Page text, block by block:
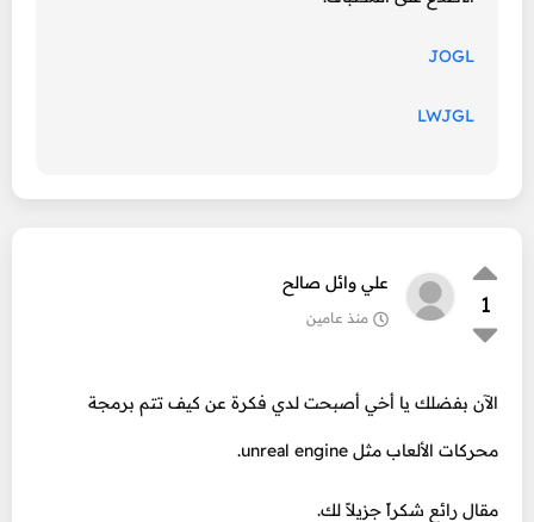
JOGL
LWJGL
1
علي وائل صالح
منذ عامين
الآن بفضلك يا أخي أصبحت لدي فكرة عن كيف تتم برمجة
محركات الألعاب مثل unreal engine.
مقال رائع شكراً جزيلاً لك.